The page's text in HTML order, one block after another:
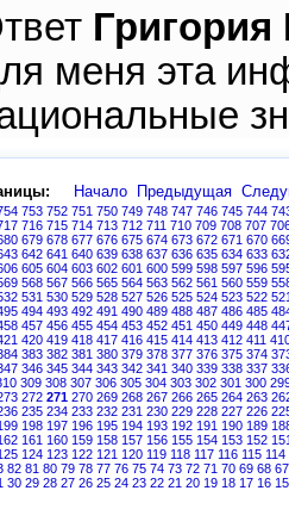
меня эта
Начало Предыдущая
753 752 751 750 749 748 747 746 745 744
716 715 714 713 712 711 710 709 708 707
679 678 677 676 675 674 673 672 671 670
642 641 640 639 638 637 636 635 634 633
605 604 603 602 601 600 599 598 597 596
568 567 566 565 564 563 562 561 560 559
531 530 529 528 527 526 525 524 523 522
494 493 492 491 490 489 488 487 486 485
457 456 455 454 453 452 451 450 449 448
420 419 418 417 416 415 414 413 412 411
383 382 381 380 379 378 377 376 375 374
346 345 344 343 342 341 340 339 338 337
309 308 307 306 305 304 303 302 301 300
272 271 270 269 268 267 266 265 264 263
235 234 233 232 231 230 229 228 227 226
198 197 196 195 194 193 192 191 190 189
161 160 159 158 157 156 155 154 153 152
124 123 122 121 120 119 118 117 116 115 114
82 81 80 79 78 77 76 75 74 73 72 71 70 69 68 67
30 29 28 27 26 25 24 23 22 21 20 19 18 17 16 15